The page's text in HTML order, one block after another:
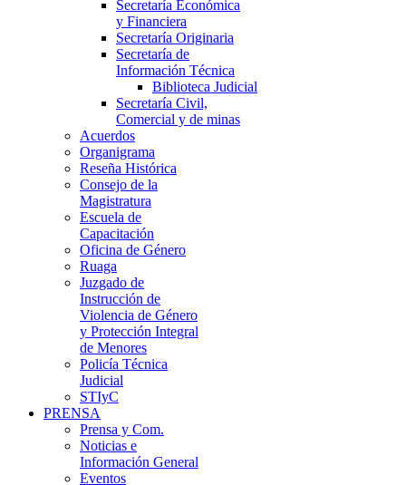
Secretaría Económica
y Financiera
Secretaría Originaria
Secretaría de
Información Técnica
Biblioteca Judicial
Secretaría Civil,
Comercial y de minas
Acuerdos
Organigrama
Reseña Histórica
Consejo de la
Magistratura
Escuela de
Capacitación
Oficina de Género
Ruaga
Juzgado de
Instrucción de
Violencia de Género
y Protección Integral
de Menores
Policía Técnica
Judicial
STIyC
PRENSA
Prensa y Com.
Noticias e
Información General
Eventos